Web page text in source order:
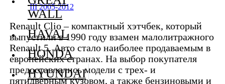
III 2005-2012
Renault Clio – компактный хэтчбек, который
выпустили в 1990 году взамен малолитражного
Renault 5. Авто стало наиболее продаваемым в
европейских странах. На выбор покупателя
предоставлялись модели с трех- и
пятидверным кузовом, а также бензиновыми и
WALL
HAVAL
HONDA
HYUNDAI